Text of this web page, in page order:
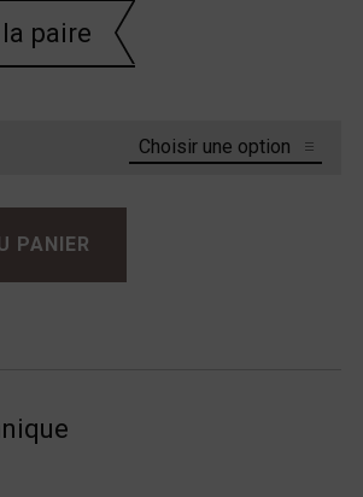
la paire
PANIER